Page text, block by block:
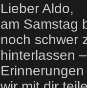
Lieber Aldo,
am Samstag
noch schwer
hinterlassen